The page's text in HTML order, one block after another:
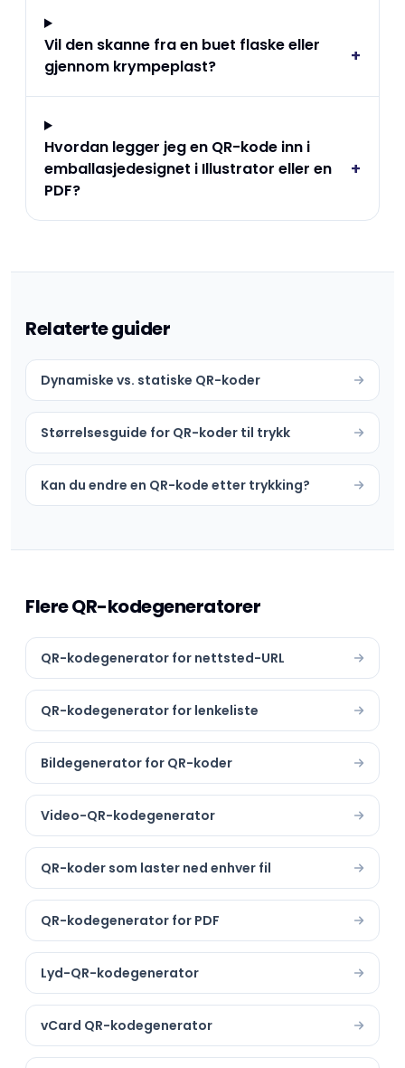
Vil den skanne fra en buet flaske eller
gjennom krympeplast?
+
Hvordan legger jeg en QR-kode inn i
emballasjedesignet i Illustrator eller en
PDF?
+
Relaterte guider
Dynamiske vs. statiske QR-koder
Størrelsesguide for QR-koder til trykk
Kan du endre en QR-kode etter trykking?
Flere QR-kodegeneratorer
QR-kodegenerator for nettsted-URL
QR-kodegenerator for lenkeliste
Bildegenerator for QR-koder
Video-QR-kodegenerator
QR-koder som laster ned enhver fil
QR-kodegenerator for PDF
Lyd-QR-kodegenerator
vCard QR-kodegenerator